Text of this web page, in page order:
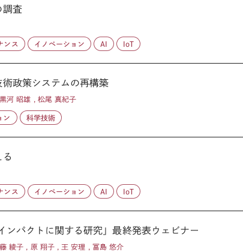
調査
ンス イノベーション AI IoT
術政策システムの再構築
河 昭雄 , 松尾 真紀子
ン 科学技術
ンス イノベーション AI IoT
ンパクトに関する研究」最終発表ウェビナー
綾子 , 原 翔子 , 王 安理 , 冨島 悠介